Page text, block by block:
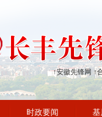
↑安徽先锋网 ↑
时政要闻 基